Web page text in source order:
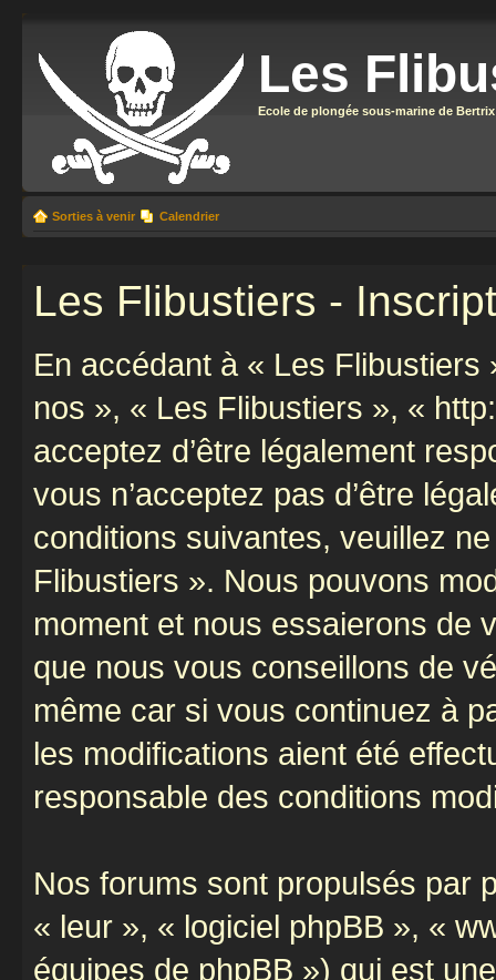
Les
Ecole de plongée sous-marine de Bertrix
Sorties à venir Calendrier
Les Flibustiers -
En accédant à « Les
nos », « Les Flibustiers », «
acceptez d’être légalement
vous n’acceptez pas d’être
conditions suivantes, veuillez
Flibustiers ». Nous pouvons
moment et nous essaierons de
que nous vous conseillons de
même car si vous continuez à
les modifications aient été
responsable des conditions
Nos forums sont propulsés par
« leur », « logiciel phpBB », «
équipes de phpBB ») qui est